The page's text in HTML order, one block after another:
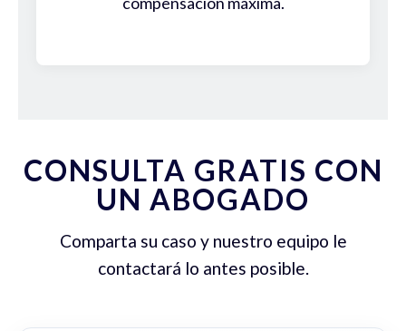
CONSULTA GRATIS CON
UN ABOGADO
Comparta su caso y nuestro equipo le
contactará lo antes posible.